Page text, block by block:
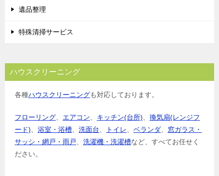
遺品整理
特殊清掃サービス
ハウスクリーニング
各種ハウスクリーニングも対応しております。
フローリング エアコン キッチン(台所)
換気扇(レンジフ
ード)
浴室・浴槽 洗面台 トイレ ベランダ
窓ガラス・
サッシ・網戸・雨戸
洗濯機・洗濯槽など、すべてお任せく
ださい。